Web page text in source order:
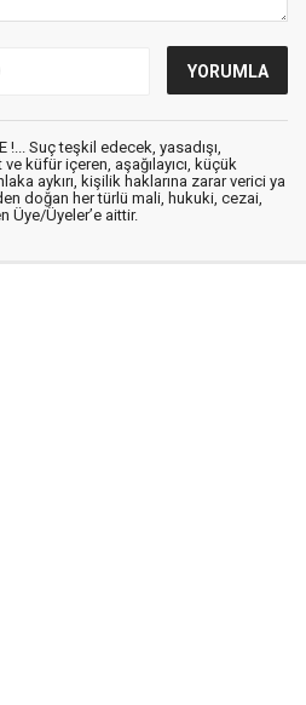
!... Suç teşkil edecek, yasadışı,
küfür içeren, aşağılayıcı, küçük
aykırı, kişilik haklarına zarar verici ya
doğan her türlü mali, hukuki, cezai,
Üye/Üyeler’e aittir.